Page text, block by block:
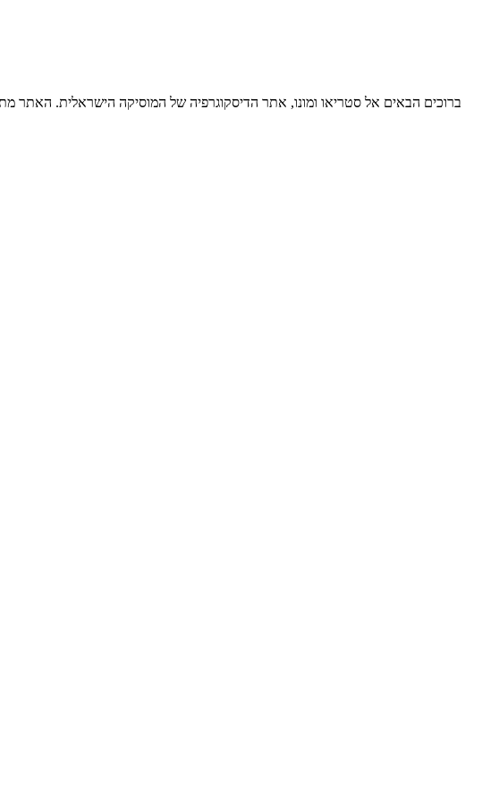
ברוכים הבאים אל סטריאו ומונו, אתר הדיסקוגרפיה של המוסיקה הישראלית.